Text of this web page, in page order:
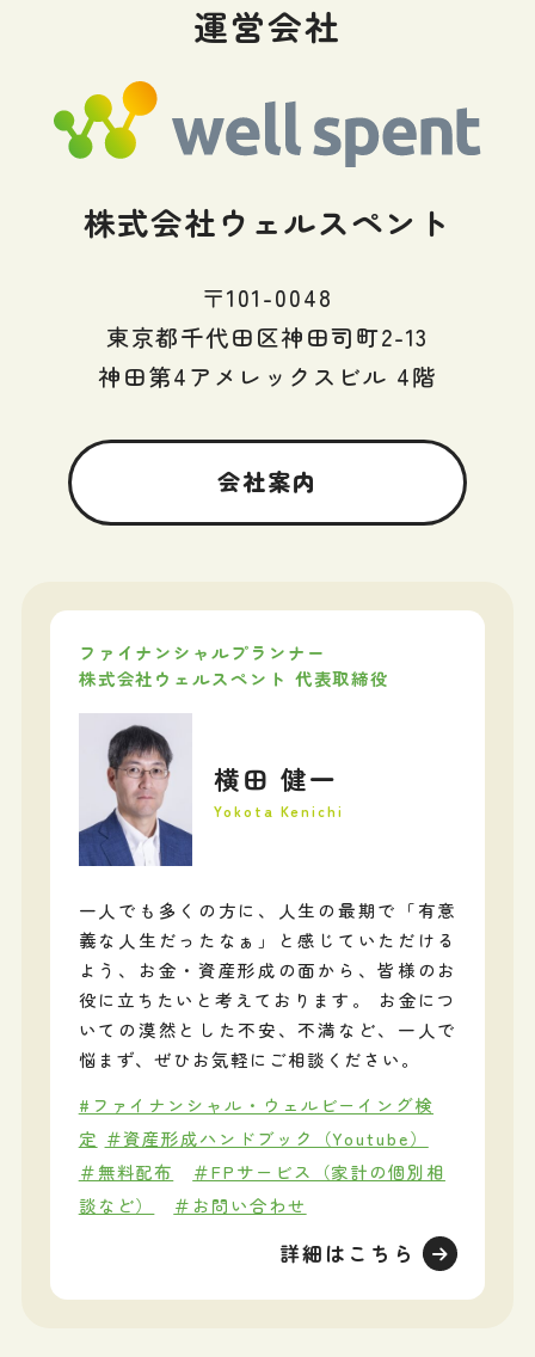
運営会社
株式会社ウェルスペント
〒101-0048
東京都千代田区神田司町2-13
神田第4アメレックスビル 4階
会社案内
ファイナンシャルプランナー
株式会社ウェルスペント 代表取締役
横田 健一
Yokota Kenichi
一人でも多くの方に、人生の最期で「有意
義な人生だったなぁ」と感じていただける
よう、お金・資産形成の面から、皆様のお
役に立ちたいと考えております。 お金につ
いての漠然とした不安、不満など、一人で
悩まず、ぜひお気軽にご相談ください。
#ファイナンシャル・ウェルビーイング検
定 ＃資産形成ハンドブック（Youtube）
＃無料配布
＃FPサービス（家計の個別相
談など）
＃お問い合わせ
詳細はこちら